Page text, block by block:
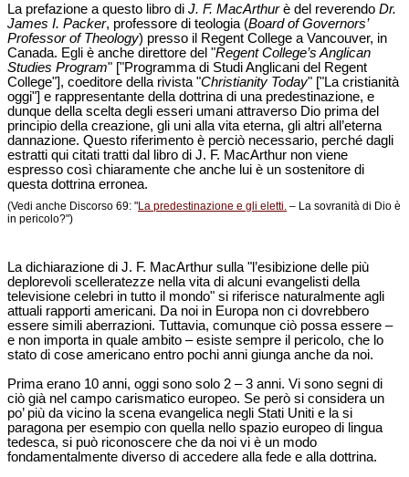
La prefazione a questo libro di J. F. MacArthurè del reverendo Dr.
James I. Packer, professore di teologia (Board of Governors’
Professor of Theology) presso il Regent College a Vancouver, in
Canada. Egli è anche direttore del "Regent College’s Anglican
Studies Program" ["Programma di Studi Anglicani del Regent
College"], coeditore della rivista "Christianity Today" ["La cristianità
oggi"] e rappresentante della dottrina di una predestinazione, e
dunque della scelta degli esseri umani attraverso Dio prima del
principio della creazione, gli uni alla vita eterna, gli altri all’eterna
dannazione. Questo riferimento è perciò necessario, perché dagli
estratti qui citati tratti dal libro di J. F. MacArthur non viene
espresso così chiaramente che anche lui è un sostenitore di
questa dottrina erronea.
(Vedi anche Discorso 69: "La predestinazione e gli eletti. – La sovranità di Dio è
in pericolo?")
La dichiarazione di J. F. MacArthur sulla "l’esibizione delle più
deplorevoli scelleratezze nella vita di alcuni evangelisti della
televisione celebri in tutto il mondo" si riferisce naturalmente agli
attuali rapporti americani. Da noi in Europa non ci dovrebbero
essere simili aberrazioni. Tuttavia, comunque ciò possa essere –
e non importa in quale ambito – esiste sempre il pericolo, che lo
stato di cose americano entro pochi anni giunga anche da noi.
Prima erano 10 anni, oggi sono solo 2 – 3 anni. Vi sono segni di
ciò già nel campo carismatico europeo. Se però si considera un
po’ più da vicino la scena evangelica negli Stati Uniti e la si
paragona per esempio con quella nello spazio europeo di lingua
tedesca, si può riconoscere che da noi vi è un modo
fondamentalmente diverso di accedere alla fede e alla dottrina.